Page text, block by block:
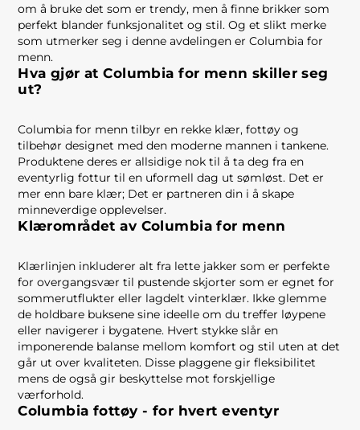
om å bruke det som er trendy, men å finne brikker som
perfekt blander funksjonalitet og stil. Og et slikt merke
som utmerker seg i denne avdelingen er Columbia for
menn.
Hva gjør at Columbia for menn skiller seg
ut?
Columbia for menn tilbyr en rekke klær, fottøy og
tilbehør designet med den moderne mannen i tankene.
Produktene deres er allsidige nok til å ta deg fra en
eventyrlig fottur til en uformell dag ut sømløst. Det er
mer enn bare klær; Det er partneren din i å skape
minneverdige opplevelser.
Klærområdet av Columbia for menn
Klærlinjen inkluderer alt fra lette jakker som er perfekte
for overgangsvær til pustende skjorter som er egnet for
sommerutflukter eller lagdelt vinterklær. Ikke glemme
de holdbare buksene sine ideelle om du treffer løypene
eller navigerer i bygatene. Hvert stykke slår en
imponerende balanse mellom komfort og stil uten at det
går ut over kvaliteten. Disse plaggene gir fleksibilitet
mens de også gir beskyttelse mot forskjellige
værforhold.
Columbia fottøy - for hvert eventyr